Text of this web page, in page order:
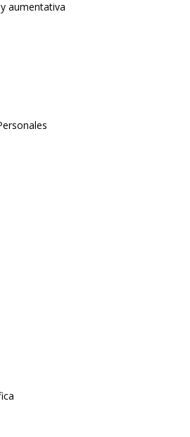
aumentativa